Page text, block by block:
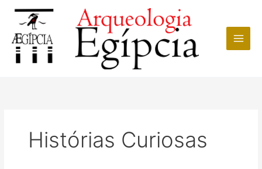
conteúdo
Histórias Curiosas